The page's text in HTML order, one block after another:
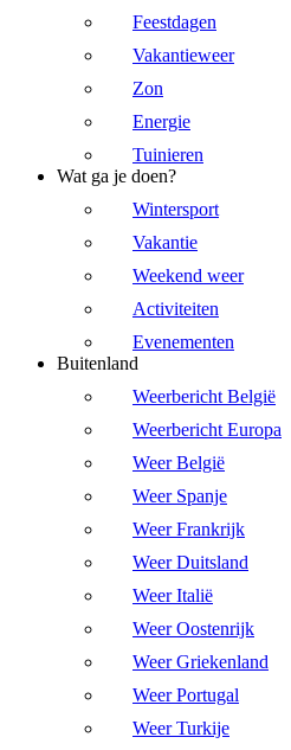
Feestdagen
Vakantieweer
Zon
Energie
Tuinieren
Wat ga je doen?
Wintersport
Vakantie
Weekend weer
Activiteiten
Evenementen
Buitenland
Weerbericht België
Weerbericht Europa
Weer België
Weer Spanje
Weer Frankrijk
Weer Duitsland
Weer Italië
Weer Oostenrijk
Weer Griekenland
Weer Portugal
Weer Turkije